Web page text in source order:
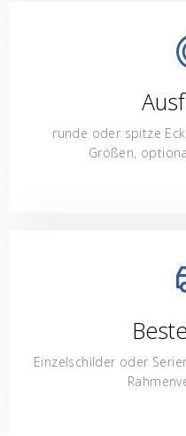
runde oder spitze
Größen,
Einzelschilder oder